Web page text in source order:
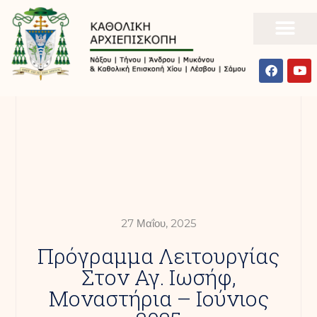
27 Μαΐου, 2025
Πρόγραμμα Λειτουργίας
Στον Αγ. Ιωσήφ,
Μοναστήρια – Ιούνιος